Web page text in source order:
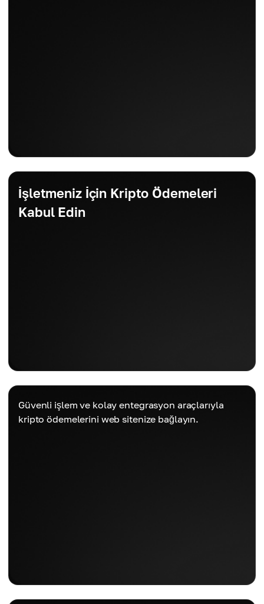
İşletmeniz İçin Kripto Ödemeleri
Kabul Edin
Güvenli işlem ve kolay entegrasyon araçlarıyla
kripto ödemelerini web sitenize bağlayın.